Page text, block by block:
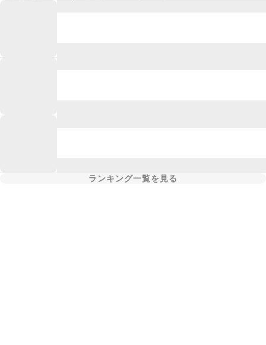
ランキング一覧を見る